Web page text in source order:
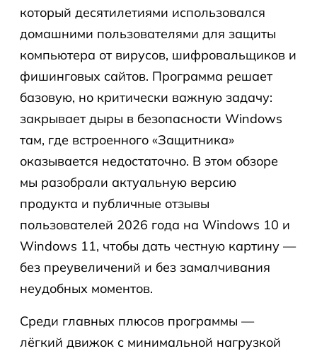
который десятилетиями использовался
домашними пользователями для защиты
компьютера от вирусов, шифровальщиков и
фишинговых сайтов. Программа решает
базовую, но критически важную задачу:
закрывает дыры в безопасности Windows
там, где встроенного «Защитника»
оказывается недостаточно. В этом обзоре
мы разобрали актуальную версию
продукта и публичные отзывы
пользователей 2026 года на Windows 10 и
Windows 11, чтобы дать честную картину —
без преувеличений и без замалчивания
неудобных моментов.
Среди главных плюсов программы —
лёгкий движок с минимальной нагрузкой